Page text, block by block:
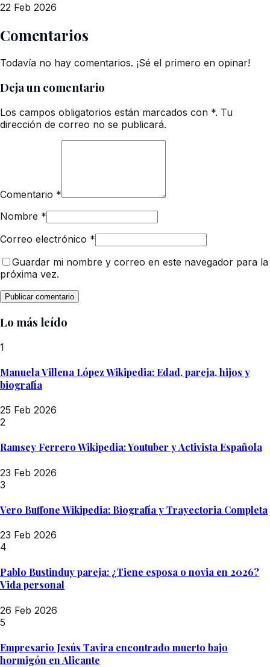
22 Feb 2026
Comentarios
Todavía no hay comentarios. ¡Sé el primero en opinar!
Deja un comentario
Los campos obligatorios están marcados con *. Tu
dirección de correo no se publicará.
Comentario *
Nombre *
Correo electrónico *
Guardar mi nombre y correo en este navegador para la
próxima vez.
Lo más leído
1
Manuela Villena López Wikipedia: Edad, pareja, hijos y
biografía
25 Feb 2026
2
Ramsey Ferrero Wikipedia: Youtuber y Activista Española
23 Feb 2026
3
Vero Buffone Wikipedia: Biografía y Trayectoria Completa
23 Feb 2026
4
Pablo Bustinduy pareja: ¿Tiene esposa o novia en 2026?
Vida personal
26 Feb 2026
5
Empresario Jesús Tavira encontrado muerto bajo
hormigón en Alicante